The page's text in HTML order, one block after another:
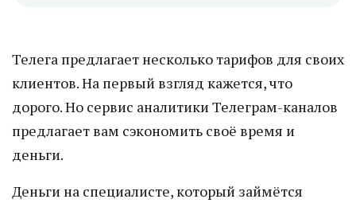
Телега предлагает несколько тарифов для своих
клиентов. На первый взгляд кажется, что
дорого. Но сервис аналитики Телеграм-каналов
предлагает вам сэкономить своё время и
деньги.
Деньги на специалисте, который займётся